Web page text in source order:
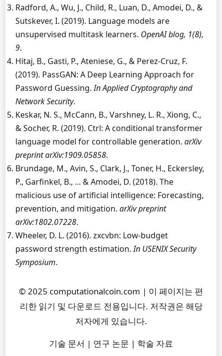
Radford, A., Wu, J., Child, R., Luan, D., Amodei, D., &
Sutskever, I. (2019). Language models are
unsupervised multitask learners. OpenAI blog, 1(8),
9.
Hitaj, B., Gasti, P., Ateniese, G., & Perez-Cruz, F.
(2019). PassGAN: A Deep Learning Approach for
Password Guessing.In Applied Cryptography and
Network Security.
Keskar, N. S., McCann, B., Varshney, L. R., Xiong, C.,
& Socher, R. (2019). Ctrl: A conditional transformer
language model for controllable generation. arXiv
preprint arXiv:1909.05858.
Brundage, M., Avin, S., Clark, J., Toner, H., Eckersley,
P., Garfinkel, B., ... & Amodei, D. (2018). The
malicious use of artificial intelligence: Forecasting,
prevention, and mitigation. arXiv preprint
arXiv:1802.07228.
Wheeler, D. L. (2016). zxcvbn: Low-budget
password strength estimation.In USENIX Security
Symposium.
© 2025 computationalcoin.com | 이 페이지는 편
리한 읽기 및 다운로드 전용입니다. 저작권은 해당
저자에게 있습니다.
기술 문서 | 연구 논문 | 학술 자료